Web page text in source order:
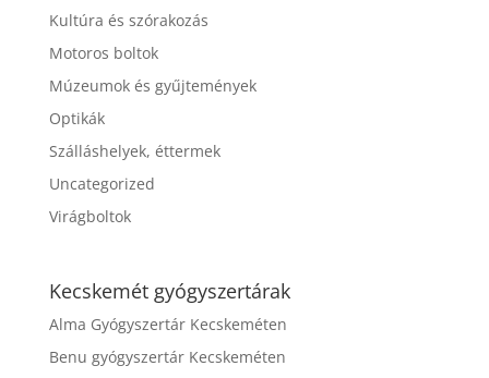
Kultúra és szórakozás
Motoros boltok
Múzeumok és gyűjtemények
Optikák
Szálláshelyek, éttermek
Uncategorized
Virágboltok
Kecskemét gyógyszertárak
Alma Gyógyszertár Kecskeméten
Benu gyógyszertár Kecskeméten